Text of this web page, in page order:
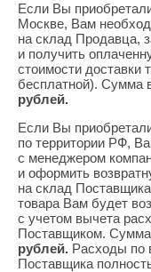
Если Вы
Москве, Вам
на склад Продавца,
и получить
стоимости доставки
бесплатной). Сумма
рублей.
Если Вы
по территории РФ,
с менеджером
и оформить
на склад Поставщика
товара Вам будет
с учетом вычета
Поставщиком.
рублей. Расходы по
Поставщика